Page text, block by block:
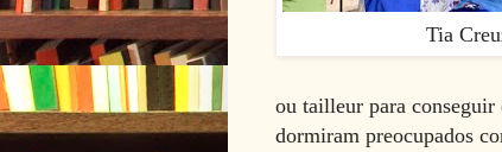
Tia
ou tailleur para
dormiram preocupados